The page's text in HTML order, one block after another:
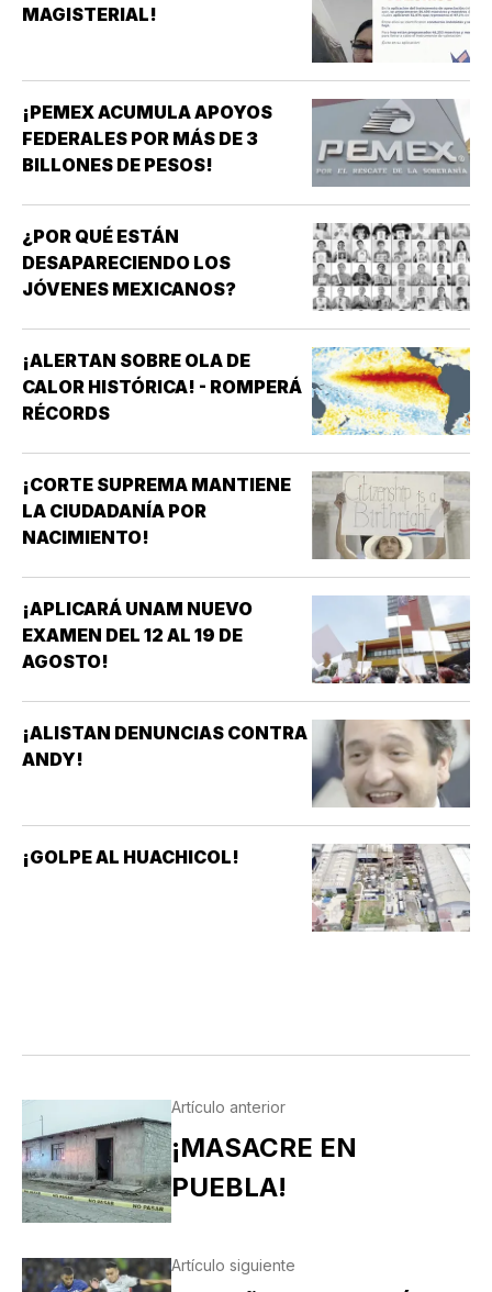
MAGISTERIAL!
¡PEMEX ACUMULA APOYOS
FEDERALES POR MÁS DE 3
BILLONES DE PESOS!
¿POR QUÉ ESTÁN
DESAPARECIENDO LOS
JÓVENES MEXICANOS?
¡ALERTAN SOBRE OLA DE
CALOR HISTÓRICA! - ROMPERÁ
RÉCORDS
¡CORTE SUPREMA MANTIENE
LA CIUDADANÍA POR
NACIMIENTO!
¡APLICARÁ UNAM NUEVO
EXAMEN DEL 12 AL 19 DE
AGOSTO!
¡ALISTAN DENUNCIAS CONTRA
ANDY!
¡GOLPE AL HUACHICOL!
Artículo anterior
¡MASACRE EN
PUEBLA!
Artículo siguiente